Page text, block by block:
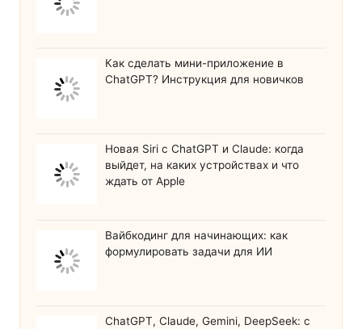
Как сделать мини-приложение в
ChatGPT? Инструкция для новичков
Новая Siri с ChatGPT и Claude: когда
выйдет, на каких устройствах и что
ждать от Apple
Вайбкодинг для начинающих: как
формулировать задачи для ИИ
ChatGPT, Claude, Gemini, DeepSeek: с